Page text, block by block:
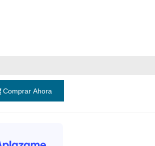
Comprar Ahora